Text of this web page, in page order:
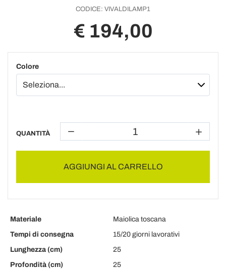
CODICE: VIVALDILAMP1
€ 194,00
Colore
QUANTITÀ
AGGIUNGI AL CARRELLO
Materiale
Maiolica toscana
Tempi di consegna
15/20 giorni lavorativi
Lunghezza (cm)
25
Profondità (cm)
25